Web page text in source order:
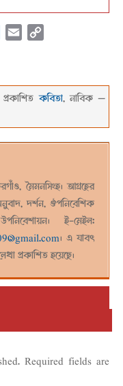
Telegram
Email
কবিতা, নাবিক —
মৈমনসিংহ। আগ্রহের
দর্শন, ঔপনিবেশিক
ই-মেইল:
। এ যাবৎ
প্রকাশিত হয়েছে।
Required fields are